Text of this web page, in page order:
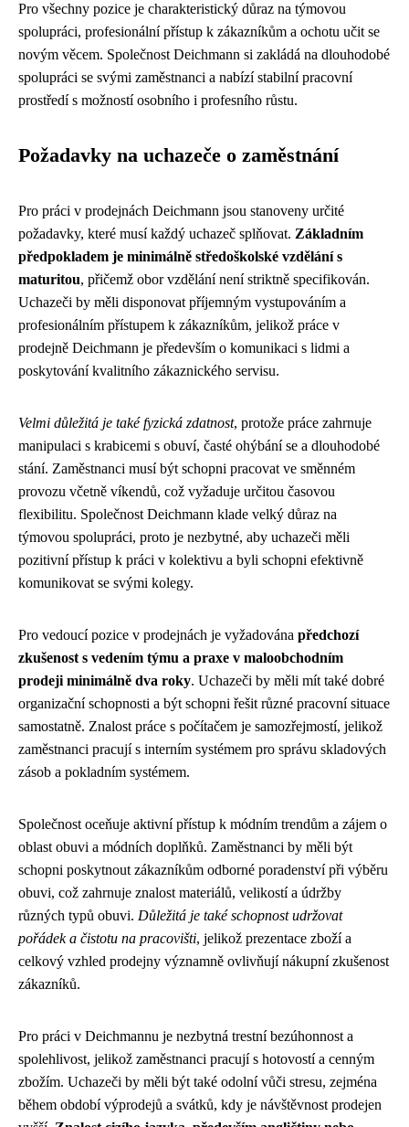
Pro všechny pozice je charakteristický důraz na týmovou
spolupráci, profesionální přístup k zákazníkům a ochotu učit se
novým věcem. Společnost Deichmann si zakládá na dlouhodobé
spolupráci se svými zaměstnanci a nabízí stabilní pracovní
prostředí s možností osobního i profesního růstu.
Požadavky na uchazeče o zaměstnání
Pro práci v prodejnách Deichmann jsou stanoveny určité
požadavky, které musí každý uchazeč splňovat. Základním
předpokladem je minimálně středoškolské vzdělání s
maturitou, přičemž obor vzdělání není striktně specifikován.
Uchazeči by měli disponovat příjemným vystupováním a
profesionálním přístupem k zákazníkům, jelikož práce v
prodejně Deichmann je především o komunikaci s lidmi a
poskytování kvalitního zákaznického servisu.
Velmi důležitá je také fyzická zdatnost, protože práce zahrnuje
manipulaci s krabicemi s obuví, časté ohýbání se a dlouhodobé
stání. Zaměstnanci musí být schopni pracovat ve směnném
provozu včetně víkendů, což vyžaduje určitou časovou
flexibilitu. Společnost Deichmann klade velký důraz na
týmovou spolupráci, proto je nezbytné, aby uchazeči měli
pozitivní přístup k práci v kolektivu a byli schopni efektivně
komunikovat se svými kolegy.
Pro vedoucí pozice v prodejnách je vyžadována předchozí
zkušenost s vedením týmu a praxe v maloobchodním
prodeji minimálně dva roky. Uchazeči by měli mít také dobré
organizační schopnosti a být schopni řešit různé pracovní situace
samostatně. Znalost práce s počítačem je samozřejmostí, jelikož
zaměstnanci pracují s interním systémem pro správu skladových
zásob a pokladním systémem.
Společnost oceňuje aktivní přístup k módním trendům a zájem o
oblast obuvi a módních doplňků. Zaměstnanci by měli být
schopni poskytnout zákazníkům odborné poradenství při výběru
obuvi, což zahrnuje znalost materiálů, velikostí a údržby
různých typů obuvi. Důležitá je také schopnost udržovat
pořádek a čistotu na pracovišti, jelikož prezentace zboží a
celkový vzhled prodejny významně ovlivňují nákupní zkušenost
zákazníků.
Pro práci v Deichmannu je nezbytná trestní bezúhonnost a
spolehlivost, jelikož zaměstnanci pracují s hotovostí a cenným
zbožím. Uchazeči by měli být také odolní vůči stresu, zejména
během období výprodejů a svátků, kdy je návštěvnost prodejen